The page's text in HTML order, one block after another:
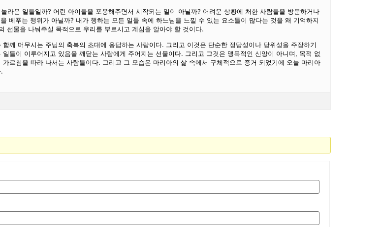
라운 일들일까? 어린 아이들을 포옹해주면서 시작되는 일이 아닐까? 어려운 상황에 처한 사람들을 방문하거나
베푸는 행위가 아닐까? 내가 행하는 모든 일들 속에 하느님을 느낄 수 있는 요소들이 많다는 것을 왜 기억하지
선물을 나눠주실 목적으로 우리를 부르시고 계심을 알아야 할 것이다.
께 머무시는 주님의 축복의 초대에 응답하는 사람이다. 그리고 이것은 단순한 정당성이나 당위성을 주장하기
들이 이루어지고 있음을 깨닫는 사람에게 주어지는 선물이다. 그리고 그것은 맹목적인 신앙이 아니며, 목적 없
르침을 따라 나서는 사람들이다. 그리고 그 모습은 마리아의 삶 속에서 구체적으로 증거 되었기에 오늘 마리아